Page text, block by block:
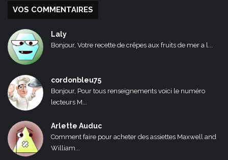
VOS COMMENTAIRES
Laly
Bonjour, Votre recette de crêpes aux fruits de mer a l...
cordonbleu75
Bonjour, Pour tous renseignements voici le numéro
lecteurs M...
Arlette Auduc
Comment faire pour acheter des assiettes Maxwell and
William...